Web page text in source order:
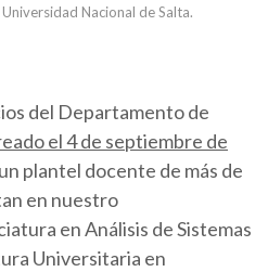
Nacional de Salta.
del Departamento de
el 4 de septiembre de
plantel docente de más de
en nuestro
en Análisis de Sistemas
Universitaria en